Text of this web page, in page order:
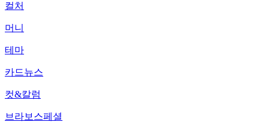
컬처
머니
테마
카드뉴스
컷&칼럼
브라보스페셜